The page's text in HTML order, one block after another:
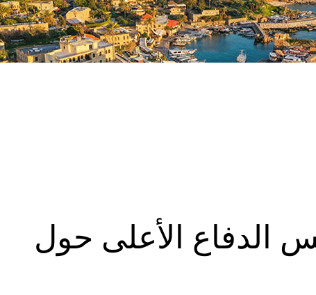
الدفاع الأعلى حول